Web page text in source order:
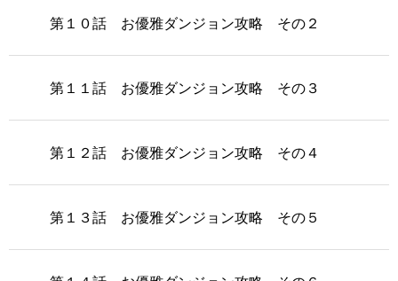
第１０話 お優雅ダンジョン攻略 その２
第１１話 お優雅ダンジョン攻略 その３
第１２話 お優雅ダンジョン攻略 その４
第１３話 お優雅ダンジョン攻略 その５